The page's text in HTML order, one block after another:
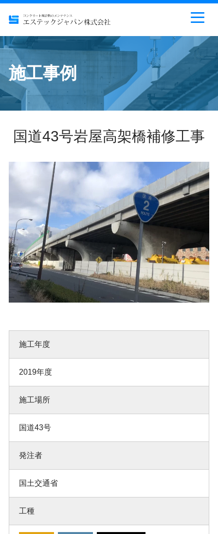
施工事例
国道43号岩屋高架橋補修工事
施工年度
2019年度
施工場所
国道43号
発注者
国土交通省
工種